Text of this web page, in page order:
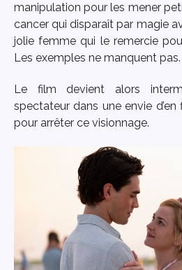
manipulation pour les mener
cancer qui disparaît par magie
jolie femme qui le remercie
Les exemples ne manquent pas.
Le film devient alors
spectateur dans une envie
pour arrêter ce visionnage.